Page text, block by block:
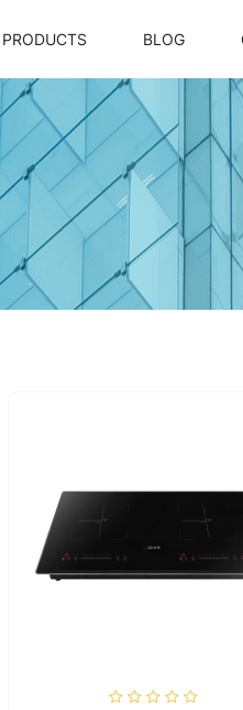
PRODUCTS
Trợ lý ảo thông minh Oxii
Bộ điều khiển điều hoà VRV
Màn hình điều khiển trung tâm
Radar hiện diện
BLOG